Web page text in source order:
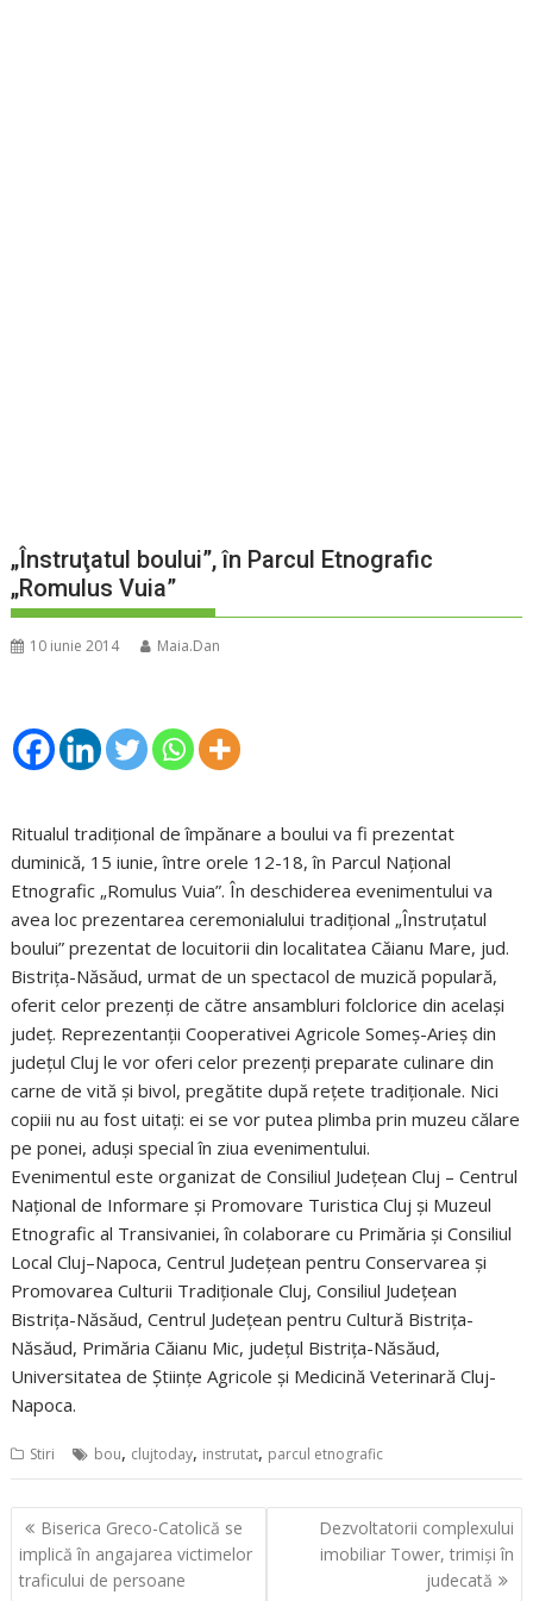
„Înstruţatul boului”, în Parcul Etnografic
„Romulus Vuia”
10 iunie 2014 Maia.Dan
Ritualul tradițional de împănare a boului va fi prezentat
duminică, 15 iunie, între orele 12-18, în Parcul Național
Etnografic „Romulus Vuia”. În deschiderea evenimentului va
avea loc prezentarea ceremonialului tradiţional „Înstruţatul
boului” prezentat de locuitorii din localitatea Căianu Mare, jud.
Bistrița-Năsăud, urmat de un spectacol de muzică populară,
oferit celor prezenți de către ansambluri folclorice din acelaşi
județ. Reprezentanții Cooperativei Agricole Someș-Arieș din
judeţul Cluj le vor oferi celor prezenți preparate culinare din
carne de vită și bivol, pregătite după rețete tradiționale. Nici
copiii nu au fost uitați: ei se vor putea plimba prin muzeu călare
pe ponei, aduși special în ziua evenimentului.
Evenimentul este organizat de Consiliul Județean Cluj – Centrul
Național de Informare și Promovare Turistica Cluj și Muzeul
Etnografic al Transivaniei, în colaborare cu Primăria și Consiliul
Local Cluj–Napoca, Centrul Județean pentru Conservarea și
Promovarea Culturii Tradiționale Cluj, Consiliul Județean
Bistrița-Năsăud, Centrul Județean pentru Cultură Bistrița-
Năsăud, Primăria Căianu Mic, judeţul Bistrița-Năsăud,
Universitatea de Științe Agricole și Medicină Veterinară Cluj-
Napoca.
Stiri bou, clujtoday, instrutat, parcul etnografic
Navigare
în
articole
Biserica Greco-Catolică se
implică în angajarea victimelor
traficului de persoane
Dezvoltatorii complexului
imobiliar Tower, trimişi în
judecată